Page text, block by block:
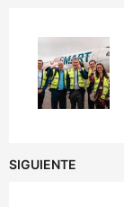
SIGUIENTE